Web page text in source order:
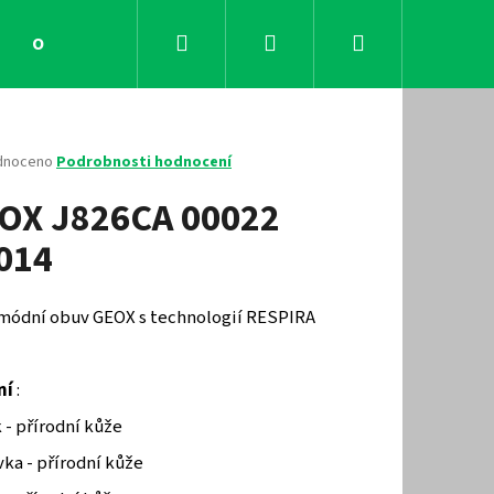
Obchodní podmínky KontaktyPřihlášení
Podrobnosti hodnocení
J826CA 00022
obuv GEOX s technologií RESPIRA
:
- přírodní kůže
- přírodní kůže